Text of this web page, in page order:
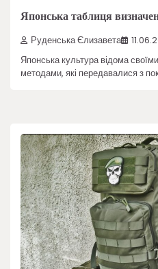
Японська таблиця
Руденська Єлизавета
Японська культура відома
методами, які передавалися з